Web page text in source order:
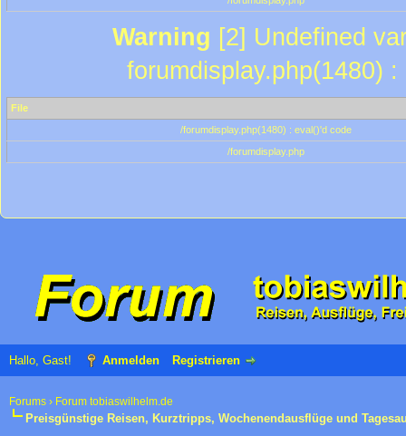
Warning [2] Undefined
forumdisplay.php(1480)
File
/forumdisplay.php(1480) : eval()'d code
/forumdisplay.php
Hallo, Gast! Anmelden Registrieren
Forums › Forum tobiaswilhelm.de
Preisgünstige Reisen, Kurztripps, Wochenendausflüge und